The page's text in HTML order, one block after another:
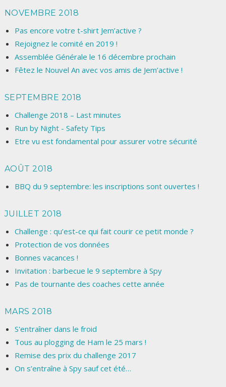
NOVEMBRE 2018
Pas encore votre t-shirt Jem’active ?
Rejoignez le comité en 2019 !
Assemblée Générale le 16 décembre prochain
Fêtez le Nouvel An avec vos amis de Jem’active !
SEPTEMBRE 2018
Challenge 2018 – Last minutes
Run by Night - Safety Tips
Etre vu est fondamental pour assurer votre sécurité
AOÛT 2018
BBQ du 9 septembre: les inscriptions sont ouvertes !
JUILLET 2018
Challenge : qu’est-ce qui fait courir ce petit monde ?
Protection de vos données
Bonnes vacances !
Invitation : barbecue le 9 septembre à Spy
Pas de tournante des coaches cette année
MARS 2018
S'entraîner dans le froid
Tous au plogging de Ham le 25 mars !
Remise des prix du challenge 2017
On s’entraîne à Spy sauf cet été…